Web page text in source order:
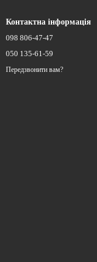
Контактна інформація
098 806-47-47
050 135-61-59
Передзвонити вам?